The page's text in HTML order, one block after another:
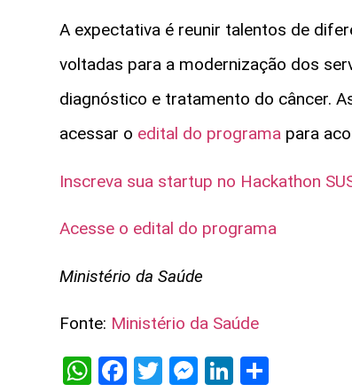
A expectativa é reunir talentos de
voltadas para a modernização dos
diagnóstico e tratamento do câncer.
acessar o edital do programa para
Inscreva sua startup no Hackathon
Acesse o edital do programa
Ministério da Saúde
Fonte: Ministério da Saúde
WhatsApp
Facebook
TwitterMessenger
LinkedIn